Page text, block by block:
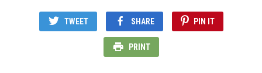
TWEET SHARE PIN IT
PRINT